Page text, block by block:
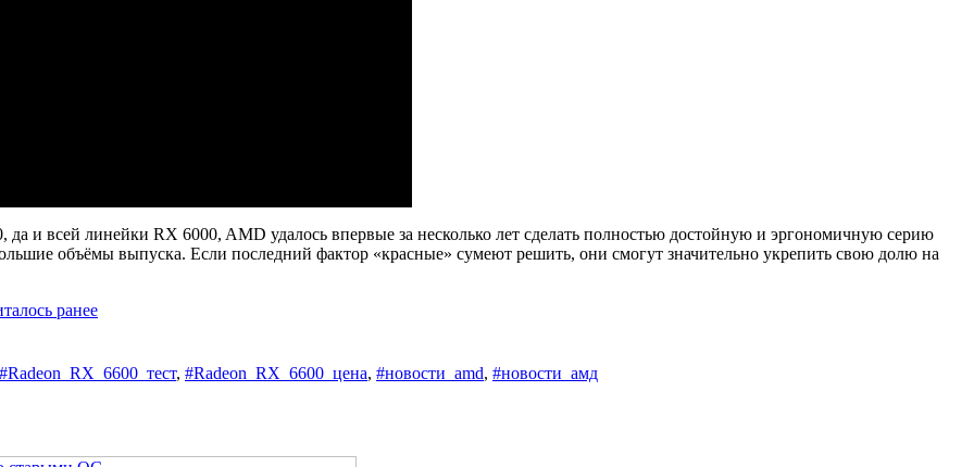
и всей линейки RX 6000, AMD удалось впервые за несколько лет сделать полностью достойную и эргономичную серию
объёмы выпуска. Если последний фактор «красные» сумеют решить, они смогут значительно укрепить свою долю на
ранее
#Radeon_RX_6600_тест, #Radeon_RX_6600_цена, #новости_amd, #новости_амд